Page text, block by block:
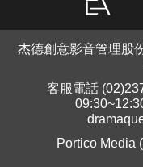
杰德創意影音管理股
客服電話
Portico Media